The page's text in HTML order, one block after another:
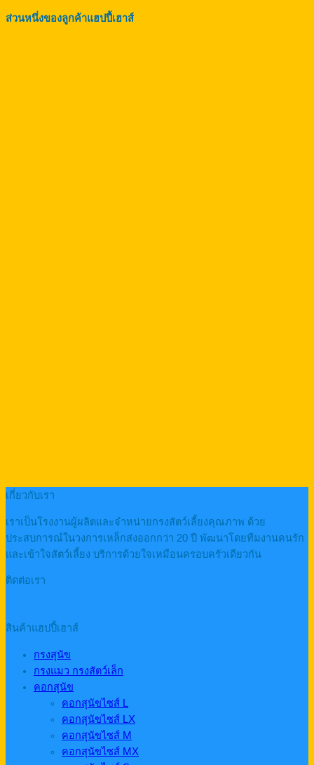
ส่วนหนึ่งของลูกค้าแฮปปี้เฮาส์
เกี่ยวกับเรา
เราเป็นโรงงานผู้ผลิตและจำหน่ายกรงสัตว์เลี้ยงคุณภาพ ด้วย
ประสบการณ์ในวงการเหล็กส่งออกกว่า 20 ปี พัฒนาโดยทีมงานคนรัก
และเข้าใจสัตว์เลี้ยง บริการด้วยใจเหมือนครอบครัวเดียวกัน
ติดต่อเรา
สินค้าแฮปปี้เฮาส์
กรงสุนัข
กรงแมว กรงสัตว์เล็ก
คอกสุนัข
คอกสุนัขไซส์ L
คอกสุนัขไซส์ LX
คอกสุนัขไซส์ M
คอกสุนัขไซส์ MX